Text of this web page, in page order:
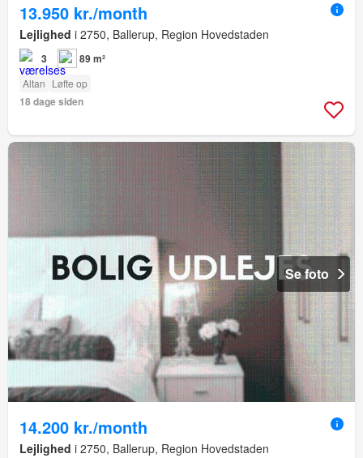
13.950 kr./month
Lejlighed i 2750, Ballerup, Region Hovedstaden
3 89 m²
Altan Løfte op
18 dage siden
Se foto
14.200 kr./month
Lejlighed i 2750, Ballerup, Region Hovedstaden